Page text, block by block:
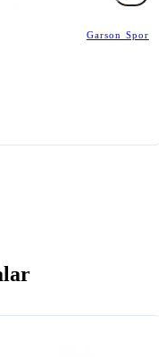
Garson Spor